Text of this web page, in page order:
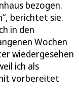
bezogen.
berichtet sie.
in den
Wochen
wiedergesehen
ich als
vorbereitet